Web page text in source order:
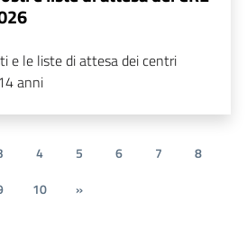
e le liste di attesa dei centri
anni
4 5 6 7
8
10 »